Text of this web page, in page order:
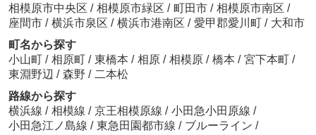
相模原市中央区 / 相模原市緑区 / 町田市 / 相模原市南区 /
座間市 / 横浜市泉区 / 横浜市港南区 / 愛甲郡愛川町 / 大和市
町名から探す
小山町 / 相原町 / 東橋本 / 相原 / 相模原 / 橋本 / 宮下本町 /
東淵野辺 / 森野 / 二本松
路線から探す
横浜線 / 相模線 / 京王相模原線 / 小田急小田原線 /
小田急江ノ島線 / 東急田園都市線 / ブルーライン /